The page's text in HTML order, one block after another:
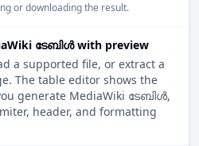
or downloading the result.
ടേബിൾ with preview
a supported file, or extract a
The table editor shows the
generate MediaWiki ടേബിൾ,
header, and formatting